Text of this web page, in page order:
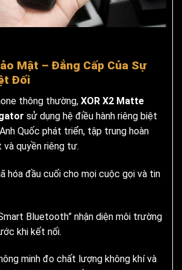
Mật – Đẳng Cấp Của Sự
Đối
thông thường, XOR X2 Matte
sử dụng hệ điều hành riêng biệt
Quốc phát triển, tập trung hoàn
và quyền riêng tư.
hóa đầu cuối cho mọi cuộc gọi và tin
Bluetooth” nhận diện môi trường
khi kết nối.
minh đo chất lượng không khí và